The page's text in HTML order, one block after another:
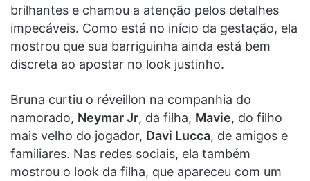
brilhantes e chamou a atenção pelos detalhes
impecáveis. Como está no início da gestação, ela
mostrou que sua barriguinha ainda está bem
discreta ao apostar no look justinho.
Bruna curtiu o réveillon na companhia do
namorado, Neymar Jr, da filha, Mavie, do filho
mais velho do jogador, Davi Lucca, de amigos e
familiares. Nas redes sociais, ela também
mostrou o look da filha, que apareceu com um